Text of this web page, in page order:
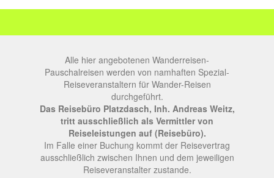
Alle hier angebotenen Wanderreisen-
Pauschalreisen werden von namhaften Spezial-
Reiseveranstaltern für Wander-Reisen
durchgeführt.
Das Reisebüro Platzdasch, Inh. Andreas Weitz,
tritt ausschließlich als Vermittler von
Reiseleistungen auf (Reisebüro).
Im Falle einer Buchung kommt der Reisevertrag
ausschließlich zwischen Ihnen und dem jeweiligen
Reiseveranstalter zustande.